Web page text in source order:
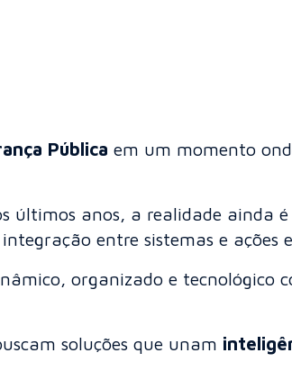
Pública em um momento
últimos anos, a realidade ainda
entre sistemas e ações
organizado e tecnológico
soluções que unam